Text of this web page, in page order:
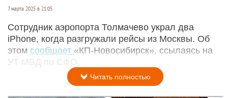
7 марта 2025 в 21:05
Сотрудник аэропорта Толмачево украл два
iPhone, когда разгружали рейсы из Москвы. Об
этом сообщает «КП-Новосибирск», ссылаясь на
УТ МВД по СФО.
Читать полностью